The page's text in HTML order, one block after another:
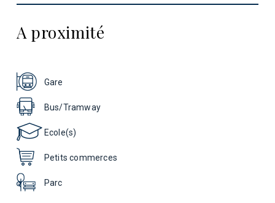
A proximité
Gare
Bus/Tramway
Ecole(s)
Petits commerces
Parc